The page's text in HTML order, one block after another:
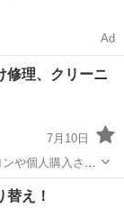
Ad
修理、クリーニ
7月10日
施工保証もしっ
け
え！